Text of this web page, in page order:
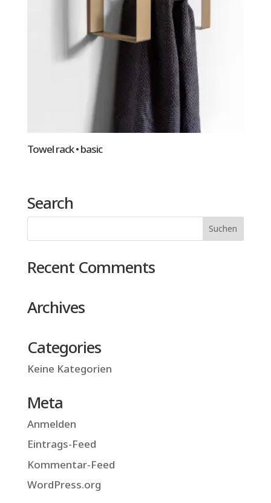
Towel rack • basic
Search
Recent Comments
Archives
Categories
Keine Kategorien
Meta
Anmelden
Eintrags-Feed
Kommentar-Feed
WordPress.org